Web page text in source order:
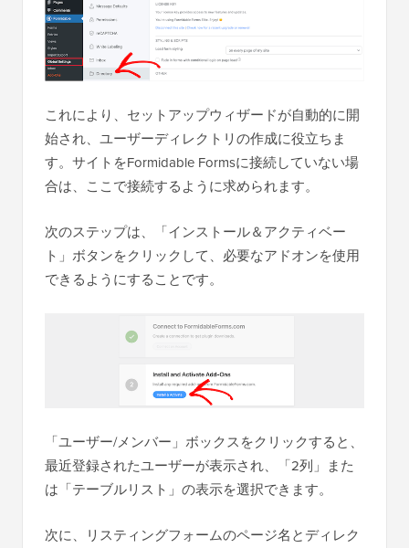
これにより、セットアップウィザードが自動的に開
始され、ユーザーディレクトリの作成に役立ちま
す。サイトをFormidable Formsに接続していない場
合は、ここで接続するように求められます。
次のステップは、「インストール＆アクティベー
ト」ボタンをクリックして、必要なアドオンを使用
できるようにすることです。
「ユーザー/メンバー」ボックスをクリックすると、
最近登録されたユーザーが表示され、「2列」また
は「テーブルリスト」の表示を選択できます。
次に、リスティングフォームのページ名とディレク